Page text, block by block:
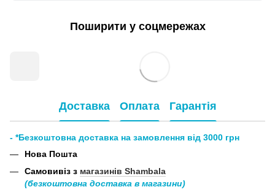
Поширити у соцмережах
Доставка Оплата Гарантія
- *Безкоштовна доставка на замовлення від 3000 грн
Нова Пошта
Самовивіз з магазинів Shambala
(безкоштовна доставка в магазини)